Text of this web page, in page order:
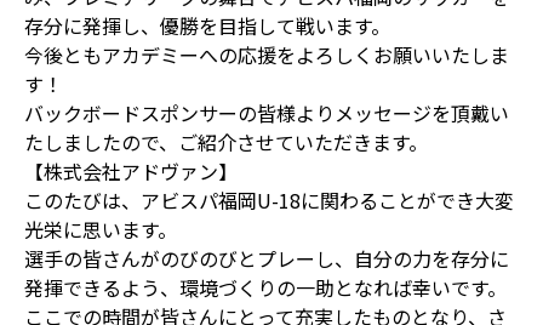
存分に発揮し、優勝を目指して戦います。
今後ともアカデミーへの応援をよろしくお願いいたしま
す！
バックボードスポンサーの皆様よりメッセージを頂戴い
たしましたので、ご紹介させていただきます。
【株式会社アドヴァン】
このたびは、アビスパ福岡U-18に関わることができ大変
光栄に思います。
選手の皆さんがのびのびとプレーし、自分の力を存分に
発揮できるよう、環境づくりの一助となれば幸いです。
ここでの時間が皆さんにとって充実したものとなり、さ